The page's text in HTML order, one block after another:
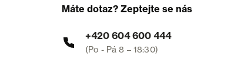
Máte dotaz? Zeptejte se nás
+420 604 600 444
(Po - Pá 8 – 18:30)